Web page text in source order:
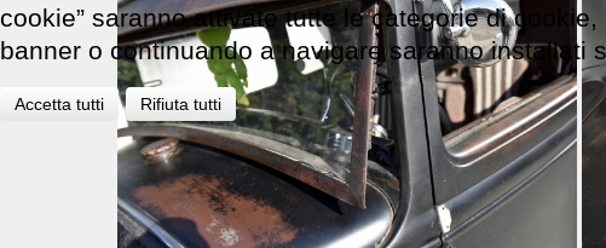
cookie” saranno attivate tutte le categorie di
banner o continuando a navigare saranno
Accetta tutti Rifiuta tutti